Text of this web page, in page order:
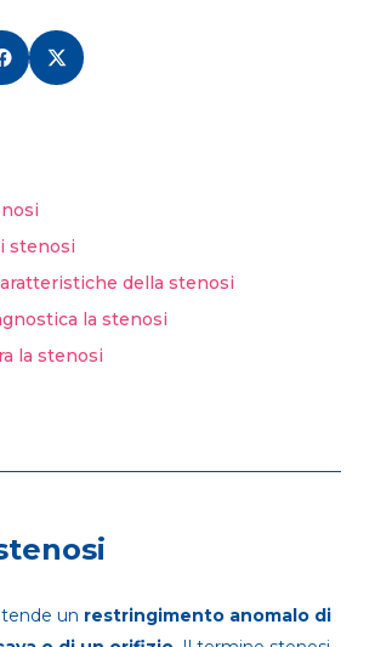
stenosi
della stenosi
la stenosi
la stenosi
un restringimento anomalo di